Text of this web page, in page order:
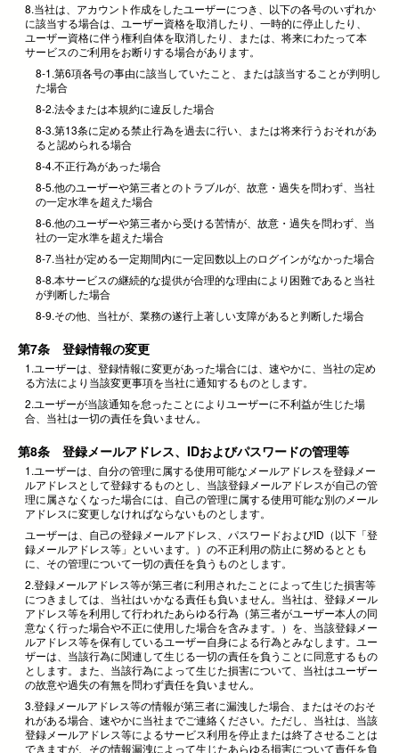
8.当社は、アカウント作成をしたユーザーにつき、以下の各号のいずれか
に該当する場合は、ユーザー資格を取消したり、一時的に停止したり、
ユーザー資格に伴う権利自体を取消したり、または、将来にわたって本
サービスのご利用をお断りする場合があります。
8-1.第6項各号の事由に該当していたこと、または該当することが判明し
た場合
8-2.法令または本規約に違反した場合
8-3.第13条に定める禁止行為を過去に行い、または将来行うおそれがあ
ると認められる場合
8-4.不正行為があった場合
8-5.他のユーザーや第三者とのトラブルが、故意・過失を問わず、当社
の一定水準を超えた場合
8-6.他のユーザーや第三者から受ける苦情が、故意・過失を問わず、当
社の一定水準を超えた場合
8-7.当社が定める一定期間内に一定回数以上のログインがなかった場合
8-8.本サービスの継続的な提供が合理的な理由により困難であると当社
が判断した場合
8-9.その他、当社が、業務の遂行上著しい支障があると判断した場合
第7条 登録情報の変更
1.ユーザーは、登録情報に変更があった場合には、速やかに、当社の定め
る方法により当該変更事項を当社に通知するものとします。
2.ユーザーが当該通知を怠ったことによりユーザーに不利益が生じた場
合、当社は一切の責任を負いません。
第8条 登録メールアドレス、IDおよびパスワードの管理等
1.ユーザーは、自分の管理に属する使用可能なメールアドレスを登録メー
ルアドレスとして登録するものとし、当該登録メールアドレスが自己の管
理に属さなくなった場合には、自己の管理に属する使用可能な別のメール
アドレスに変更しなければならないものとします。
ユーザーは、自己の登録メールアドレス、パスワードおよびID（以下「登
録メールアドレス等」といいます。）の不正利用の防止に努めるととも
に、その管理について一切の責任を負うものとします。
2.登録メールアドレス等が第三者に利用されたことによって生じた損害等
につきましては、当社はいかなる責任も負いません。当社は、登録メール
アドレス等を利用して行われたあらゆる行為（第三者がユーザー本人の同
意なく行った場合や不正に使用した場合を含みます。）を、当該登録メー
ルアドレス等を保有しているユーザー自身による行為とみなします。ユー
ザーは、当該行為に関連して生じる一切の責任を負うことに同意するもの
とします。また、当該行為によって生じた損害について、当社はユーザー
の故意や過失の有無を問わず責任を負いません。
3.登録メールアドレス等の情報が第三者に漏洩した場合、またはそのおそ
れがある場合、速やかに当社までご連絡ください。ただし、当社は、当該
登録メールアドレス等によるサービス利用を停止または終了させることは
できますが、その情報漏洩によって生じたあらゆる損害について責任を負